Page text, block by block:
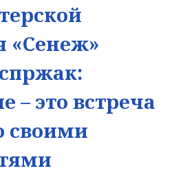
«Сенеж»
– это встреча
своими